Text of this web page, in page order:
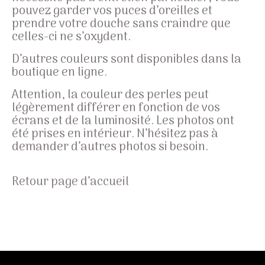
pouvez garder vos puces d’oreilles et
prendre votre douche sans craindre que
celles-ci ne s’oxydent.
D’autres couleurs sont disponibles dans la
boutique en ligne.
Attention, la couleur des perles peut
légèrement différer en fonction de vos
écrans et de la luminosité. Les photos ont
été prises en intérieur. N’hésitez pas à
demander d’autres photos si besoin.
Retour page d’accueil